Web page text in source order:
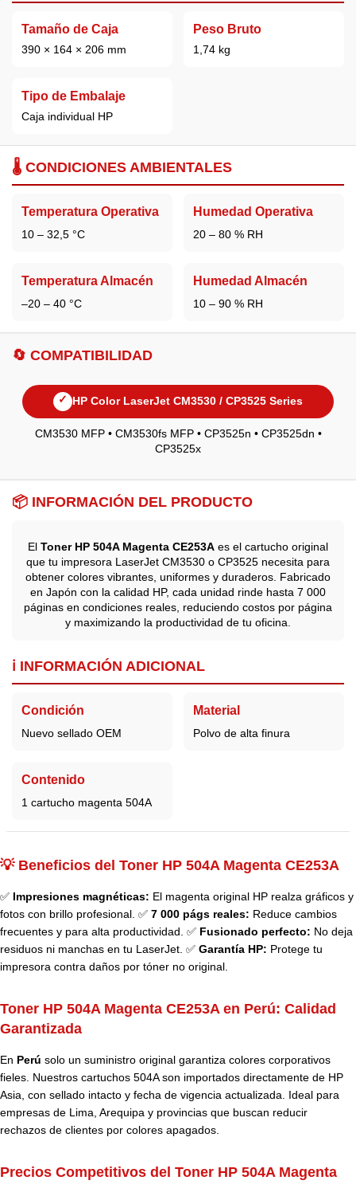
Tamaño de Caja
390 × 164 × 206 mm
Peso Bruto
1,74 kg
Tipo de Embalaje
Caja individual HP
🌡️ CONDICIONES AMBIENTALES
Temperatura Operativa
10 – 32,5 °C
Humedad Operativa
20 – 80 % RH
Temperatura Almacén
–20 – 40 °C
Humedad Almacén
10 – 90 % RH
🔄 COMPATIBILIDAD
✓ HP Color LaserJet CM3530 / CP3525 Series
CM3530 MFP • CM3530fs MFP • CP3525n • CP3525dn •
CP3525x
📦 INFORMACIÓN DEL PRODUCTO
El Toner HP 504A Magenta CE253A es el cartucho original
que tu impresora LaserJet CM3530 o CP3525 necesita para
obtener colores vibrantes, uniformes y duraderos. Fabricado
en Japón con la calidad HP, cada unidad rinde hasta 7 000
páginas en condiciones reales, reduciendo costos por página
y maximizando la productividad de tu oficina.
ℹ️ INFORMACIÓN ADICIONAL
Condición
Nuevo sellado OEM
Material
Polvo de alta finura
Contenido
1 cartucho magenta 504A
💡 Beneficios del Toner HP 504A Magenta CE253A
✅ Impresiones magnéticas: El magenta original HP realza gráficos y
fotos con brillo profesional. ✅ 7 000 págs reales: Reduce cambios
frecuentes y para alta productividad. ✅ Fusionado perfecto: No deja
residuos ni manchas en tu LaserJet. ✅ Garantía HP: Protege tu
impresora contra daños por tóner no original.
Toner HP 504A Magenta CE253A en Perú: Calidad
Garantizada
En Perú solo un suministro original garantiza colores corporativos
fieles. Nuestros cartuchos 504A son importados directamente de HP
Asia, con sellado intacto y fecha de vigencia actualizada. Ideal para
empresas de Lima, Arequipa y provincias que buscan reducir
rechazos de clientes por colores apagados.
Precios Competitivos del Toner HP 504A Magenta